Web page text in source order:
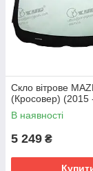
Скло вітрове
(Кросовер) (2015
В наявності
5 249 ₴